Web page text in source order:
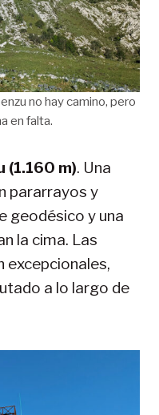
no hay camino, pero
en falta.
(1.160 m). Una
pararrayos y
geodésico y una
la cima. Las
excepcionales,
a lo largo de